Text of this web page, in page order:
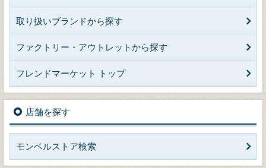
取り扱いブランドから探す
ファクトリー・アウトレットから探す
フレンドマーケット トップ
店舗を探す
モンベルストア検索